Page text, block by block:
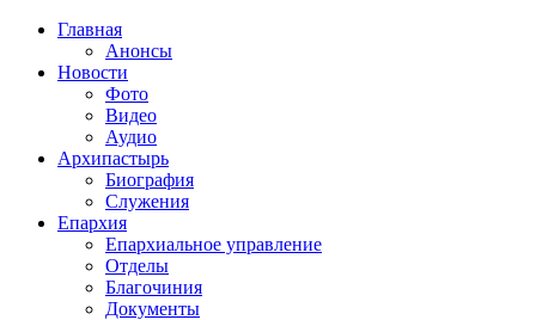
Главная
Анонсы
Новости
Фото
Видео
Аудио
Архипастырь
Биография
Служения
Епархия
Епархиальное управление
Отделы
Благочиния
Документы